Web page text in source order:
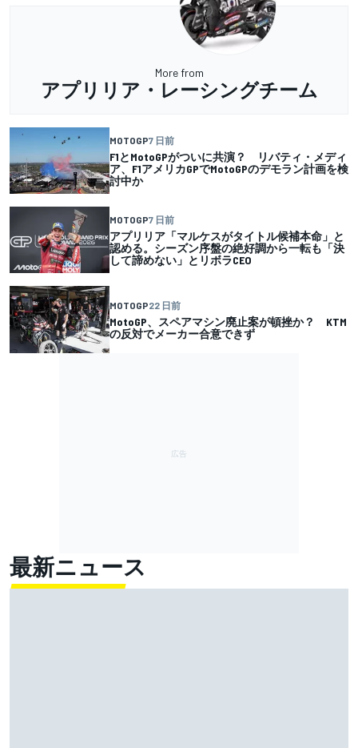
More from
アプリリア・レーシングチーム
MOTOGP7 日前
F1とMotoGPがついに共演？ リバティ・メディ
ア、F1アメリカGPでMotoGPのデモラン計画を検
討中か
MOTOGP7 日前
アプリリア「マルケスがタイトル候補本命」と
認める。シーズン序盤の絶好調から一転も「決
して諦めない」とリボラCEO
MOTOGP22 日前
MotoGP、スペアマシン廃止案が頓挫か？ KTM
の反対でメーカー合意できず
最新ニュース